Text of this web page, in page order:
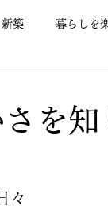
築 暮らしを
を
々